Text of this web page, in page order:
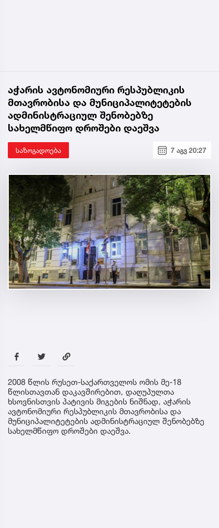
აჭარის ავტონომიური რესპუბლიკის
მთავრობისა და მუნიციპალიტეტების
ადმინისტრაციულ შენობებზე
სახელმწიფო დროშები დაეშვა
საზოგადოება 7 აგვ 20:27
2008 წლის რუსეთ-საქართველოს ომის მე-18
წლისთავთან დაკავშირებით, დაღუპულთა
ხსოვნისთვის პატივის მიგების ნიშნად, აჭარის
ავტონომიური რესპუბლიკის მთავრობისა და
მუნიციპალიტეტების ადმინისტრაციულ შენობებზე
სახელმწიფო დროშები დაეშვა.